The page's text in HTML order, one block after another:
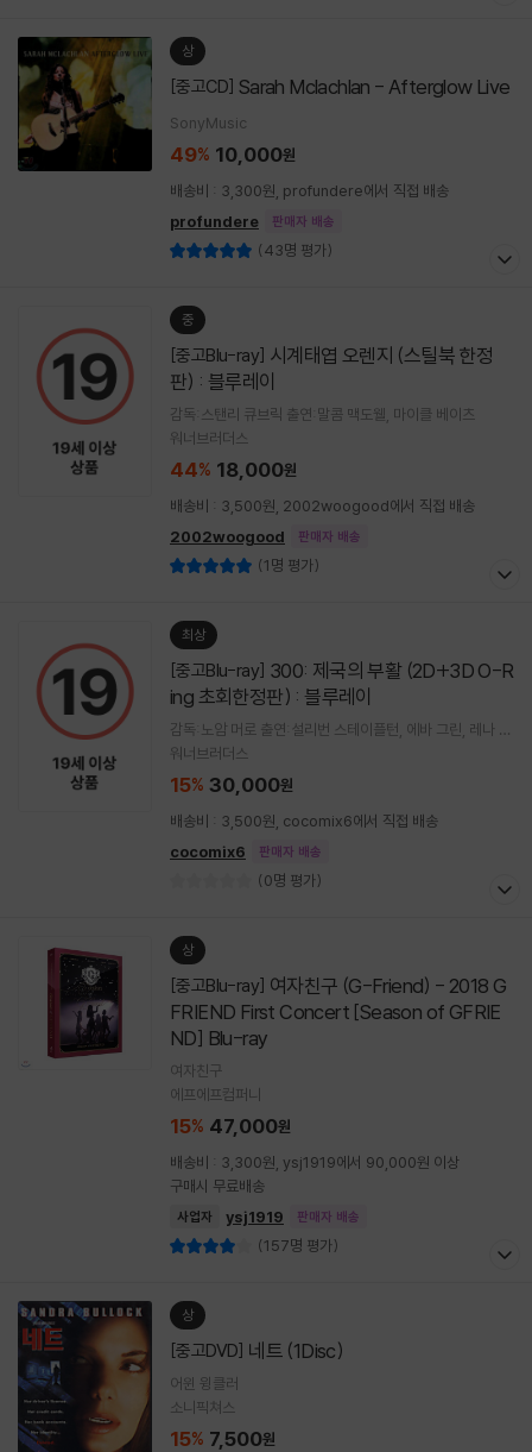
상
[중고CD] Sarah Mclachlan - Afterglow Live
SonyMusic
49% 10,000원
배송비 : 3,300원, profundere에서 직접 배송
profundere
판매자 배송
(43명 평가)
중
[중고Blu-ray]
판) : 블루레이
감독:스탠리 큐브릭 출연:말콤 맥도웰, 마이클 베이츠
워너브러더스
44% 18,000원
배송비 : 3,500원, 2002woogood에서 직접 배송
2002woogood
판매자 배송
(1명 평가)
최상
[중고Blu-ray]
ing 초회한정판) : 블루레이
감독:노암 머로 출연:설리번 스테이플턴, 에바 그린, 레나 헤
디, 로드리고 산토로 외
워너브러더스
15% 30,000원
배송비 : 3,500원, cocomix6에서 직접 배송
cocomix6
판매자 배송
(0명 평가)
상
[중고Blu-ray]
FRIEND First Concert [Season of GFRIE
ND] Blu-ray
여자친구
에프에프컴퍼니
15% 47,000원
배송비 : 3,300원, ysj1919에서 90,000원 이상
구매시 무료배송
사업자 ysj1919 판매자 배송
(157명 평가)
상
[중고DVD] 네트 (1Disc)
어윈 윙클러
소니픽쳐스
15% 7,500원